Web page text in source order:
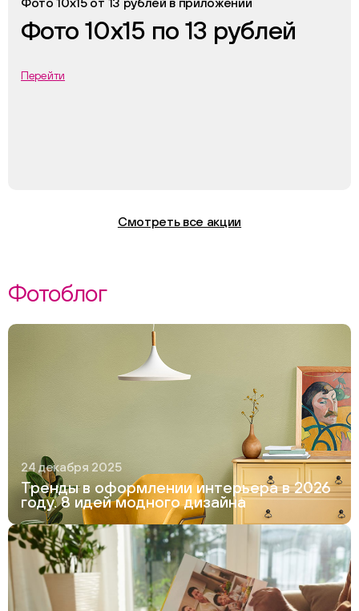
Фото 10х15 по 13 рублей
Перейти
Смотреть все акции
Фотоблог
24 декабря 2025
Тренды в оформлении интерьера в 2026
году. 8 идей модного дизайна